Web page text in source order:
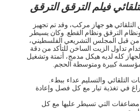
هو جهاز مركب، وقد تم تجهيز
الترقق ونظام القطع. وكان يسيطر
من قبل المجلس التشريعي الفلسطيني،
تداول الزيت الساخن للتأكد من دقة
كله لديه هيكل مدمج، أتمتة وتشغيل
لمؤسسة كبيرة ومتوسطة الحجم.
التلقائي والتسليم عداء ببطء.
في تغذية تيار مع كل فصل وإعادة
التي تسيطر عليها مع كل